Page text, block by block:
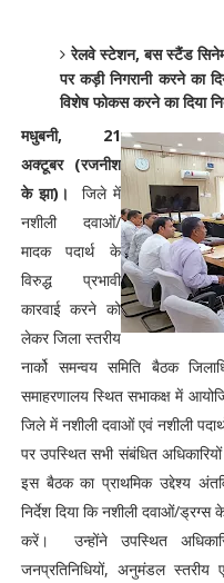
रेलवे स्टेशन, बस स्टैंड
पर कड़ी निगरानी करने का
विशेष फोकस करने का दिया
मधुबनी, 21
अक्टूबर (रजनीश
के झा)।जिले में
नशीली दवाओं/
मादक पदार्थ के
विरुद्ध प्रभावी
कारवाई करने को
लेकर जिला स्तरीय
नार्को समन्वय समिति बैठक
समाहरणालय स्थित सभाकक्ष में
जिले में नशीली दवाओं एवं नशीली
पर उपस्थित सभी संबंधित
इस बैठक का प्राथमिक उद्देश्य
निर्देश दिया कि नशीली दवाओं/
करें। उन्होंने उपस्थित
जनप्रतिनिधियों, अनुमंडल स्तरीय